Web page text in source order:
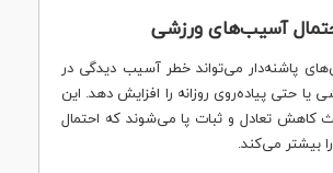
پاشنه‌دار می‌تواند خطر آسیب دیدگی در
یا حتی پیاده‌روی روزانه را افزایش دهد. این
کاهش تعادل و ثبات پا می‌شوند که احتمال
بیشتر می‌کند.